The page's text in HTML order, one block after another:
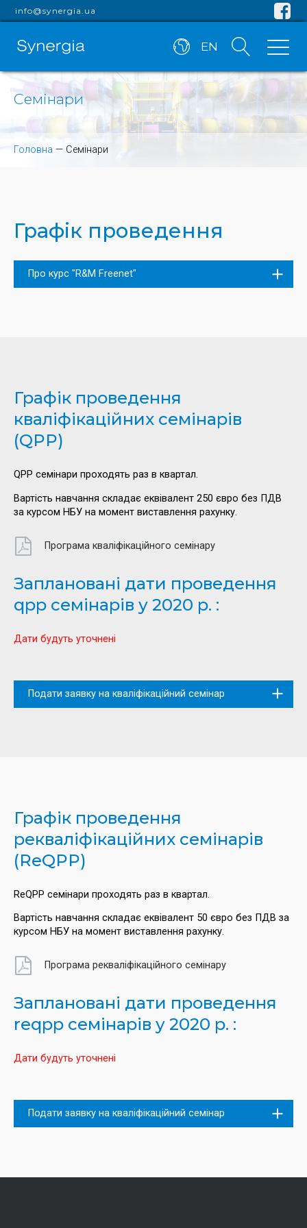
info@synergia.ua
EN
Семінари
Головна — Семінари
Графік проведення
Про курс "R&M Freenet"
Графік проведення
кваліфікаційних семінарів
(QPP)
QPP семінари проходять раз в квартал.
Вартість навчання складає еквівалент 250 євро без ПДВ
за курсом НБУ на момент виставлення рахунку.
Програма кваліфікаційного семінару
Заплановані дати проведення
qpp семінарів у 2020 р. :
Дати будуть уточнені
Подати заявку на кваліфікаційний семінар
Графік проведення
рекваліфікаційних семінарів
(ReQPP)
ReQPP семінари проходять раз в квартал.
Вартість навчання складає еквівалент 50 євро без ПДВ за
курсом НБУ на момент виставлення рахунку.
Програма рекваліфікаційного семінару
Заплановані дати проведення
reqpp семінарів у 2020 р. :
Дати будуть уточнені
Подати заявку на кваліфікаційний семінар